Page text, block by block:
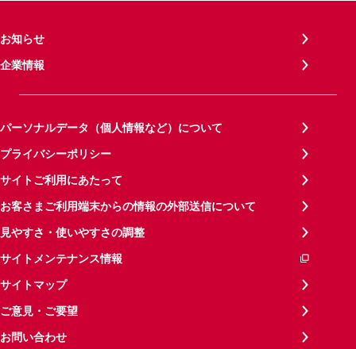
お知らせ
企業情報
パーソナルデータ（個人情報など）について
プライバシーポリシー
サイトご利用にあたって
お客さまご利用端末からの情報の外部送信について
見やすさ・使いやすさの調整
サイトメンテナンス情報
サイトマップ
ご意見・ご要望
お問い合わせ